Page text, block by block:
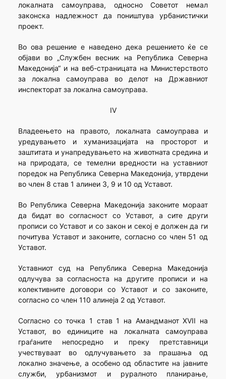
локалната самоуправа, односно Советот немал
законска надлежност да поништува урбанистички
проект.
Во ова решение е наведено дека решението ќе се
објави во „Службен весник на Република Северна
Македонија“ и на веб-страницата на Министерството
за локална самоуправа во делот на Државниот
инспекторат за локална самоуправа.
IV
Владеењето на правото, локалната самоуправа и
уредувањето и хуманизацијата на просторот и
заштитата и унапредувањето на животната средина и
на природата, се темелни вредности на уставниот
поредок на Република Северна Македонија, утврдени
во член 8 став 1 алинеи 3, 9 и 10 од Уставот.
Во Република Северна Македонија законите мораат
да бидат во согласност со Уставот, а сите други
прописи со Уставот и со закон и секој е должен да ги
почитува Уставот и законите, согласно со член 51 од
Уставот.
Уставниот суд на Република Северна Македонија
одлучува за согласноста на другите прописи и на
колективните договори со Уставот и со законите,
согласно со член 110 алинеја 2 од Уставот.
Согласно со точка 1 став 1 на Амандманот XVII на
Уставот, во единиците на локалната самоуправа
граѓаните непосредно и преку претставници
учествуваат во одлучувањето за прашања од
локално значење, а особено од областите на јавните
служби, урбанизмот и руралното планирање,